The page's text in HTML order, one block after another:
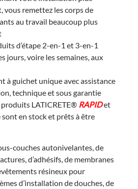
vous remettez les corps de
au travail beaucoup plus
d’étape 2-en-1 et 3-en-1
jours, voire les semaines, aux
à guichet unique avec assistance
technique et sous garantie
produits LATICRETE® RAPIDet
en stock et prêts à être
couches autonivelantes, de
d’adhésifs, de membranes
résineux pour
d’installation de douches, de